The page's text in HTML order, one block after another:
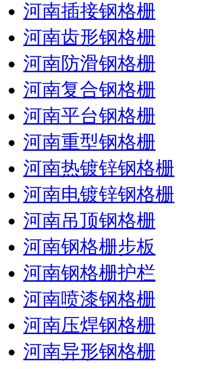
河南插接钢格栅
河南齿形钢格栅
河南防滑钢格栅
河南复合钢格栅
河南平台钢格栅
河南重型钢格栅
河南热镀锌钢格栅
河南电镀锌钢格栅
河南吊顶钢格栅
河南钢格栅步板
河南钢格栅护栏
河南喷漆钢格栅
河南压焊钢格栅
河南异形钢格栅